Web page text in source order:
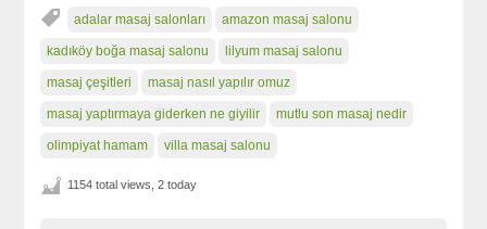
adalar masaj salonları amazon masaj salonu
kadıköy boğa masaj salonu lilyum masaj salonu
masaj çeşitleri masaj nasıl yapılır omuz
masaj yaptırmaya giderken ne giyilir mutlu son masaj nedir
olimpiyat hamam villa masaj salonu
1154 total views, 2 today